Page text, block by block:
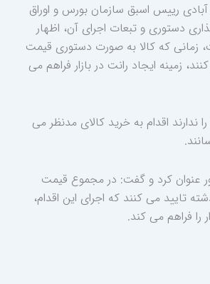
آبادی رییس اسبق سازمان بورس و اوراق
دستوری و تبعات اجرای آن، اظهار
زمانی که کالا به صورت دستوری قیمت
زمینه ایجاد رانت در بازار فراهم می
اقدام به خرید کالای مدنظر می
عنوان کرد و گفت: در مجموع قیمت
تایید می کنند که اجرای این اقدام،
را فراهم می کند.